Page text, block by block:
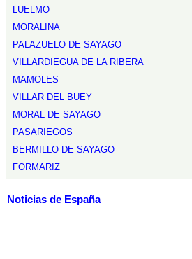
LUELMO
MORALINA
PALAZUELO DE SAYAGO
VILLARDIEGUA DE LA RIBERA
MAMOLES
VILLAR DEL BUEY
MORAL DE SAYAGO
PASARIEGOS
BERMILLO DE SAYAGO
FORMARIZ
Noticias de España